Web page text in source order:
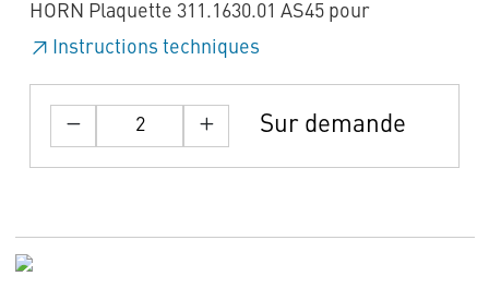
HORN Plaquette 311.1630.01 AS45 pour
Instructions techniques
Sur demande